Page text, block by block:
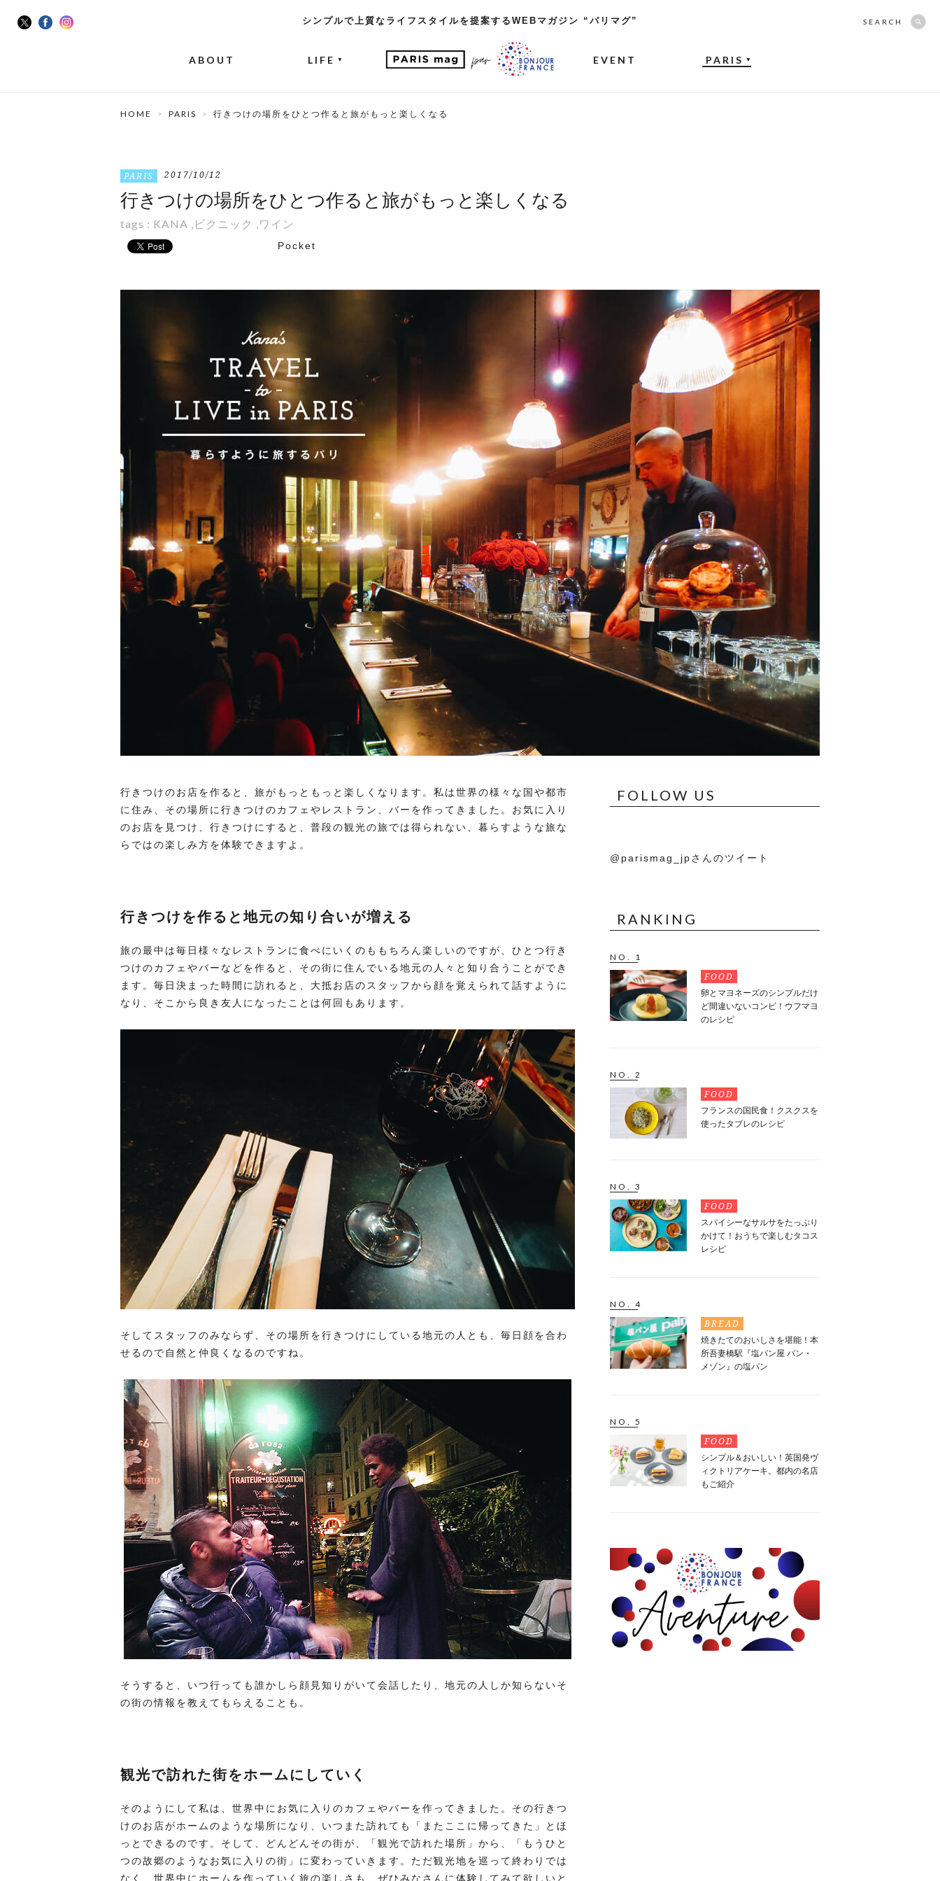
シンプルで上質なライフスタイルを提案するWEBマガジン “パリマグ”
ABOUT LIFE ▼ EVENT PARIS ▼
SEARCH
HOME PARIS 行きつけの場所をひとつ作ると旅がもっと楽しくなる
PARIS 2017/10/12
行きつけの場所をひとつ作ると旅がもっと楽しくなる
tags : KANA , ピクニック ,ワイン
Pocket
行きつけのお店を作ると、旅がもっともっと楽しくなります。私は世界の様々な国や都市
に住み、その場所に行きつけのカフェやレストラン、バーを作ってきました。お気に入り
のお店を見つけ、行きつけにすると、普段の観光の旅では得られない、暮らすような旅な
らではの楽しみ方を体験できますよ。
行きつけを作ると地元の知り合いが増える
旅の最中は毎日様々なレストランに食べにいくのももちろん楽しいのですが、ひとつ行き
つけのカフェやバーなどを作ると、その街に住んでいる地元の人々と知り合うことができ
ます。毎日決まった時間に訪れると、大抵お店のスタッフから顔を覚えられて話すように
なり、そこから良き友人になったことは何回もあります。
そしてスタッフのみならず、その場所を行きつけにしている地元の人とも、毎日顔を合わ
せるので自然と仲良くなるのですね。
そうすると、いつ行っても誰かしら顔見知りがいて会話したり、地元の人しか知らないそ
の街の情報を教えてもらえることも。
観光で訪れた街をホームにしていく
そのようにして私は、世界中にお気に入りのカフェやバーを作ってきました。その行きつ
けのお店がホームのような場所になり、いつまた訪れても「またここに帰ってきた」とほ
っとできるのです。そして、どんどんその街が、「観光で訪れた場所」から、「もうひと
つの故郷のようなお気に入りの街」に変わっていきます。ただ観光地を巡って終わりでは
なく、世界中にホームを作っていく旅の楽しさも、ぜひみなさんに体験してみて欲しいと
FOLLOW US
@parismag_jpさんのツイート
RANKING
NO. 1
FOOD
卵とマヨネーズのシンプルだけ
ど間違いないコンビ！ウフマヨ
のレシピ
NO. 2
FOOD
フランスの国民食！クスクスを
使ったタブレのレシピ
NO. 3
FOOD
スパイシーなサルサをたっぷり
かけて！おうちで楽しむタコス
レシピ
NO. 4
BREAD
焼きたてのおいしさを堪能！本
所吾妻橋駅『塩パン屋 パン・
メゾン』の塩パン
NO. 5
FOOD
シンプル＆おいしい！英国発ヴ
ィクトリアケーキ。都内の名店
もご紹介